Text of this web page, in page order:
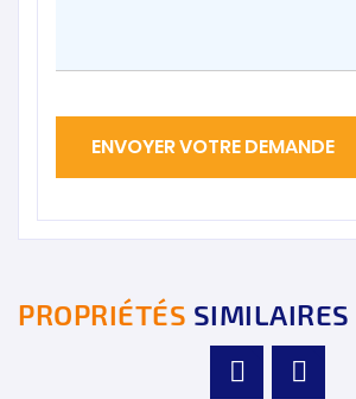
PROPRIÉTÉS SIMILAIRES